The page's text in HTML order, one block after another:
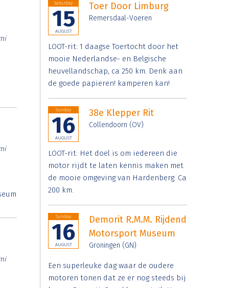
Saturday
15
AUGUST
Toer Door Limburg
Remersdaal-Voeren
LOOT-rit: 1 daagse Toertocht door het
mooie Nederlandse- en Belgische
heuvellandschap, ca 250 km. Denk aan
de goede papieren! kamperen kan!
Sunday
16
AUGUST
38e Klepper Rit
Collendoorn (OV)
LOOT-rit: Het doel is om iedereen die
motor rijdt te laten kennis maken met
de mooie omgeving van Hardenberg. Ca
200 km.
Sunday
16
AUGUST
Demorit R.M.M. Rijdend
Motorsport Museum
Groningen (GN)
Een superleuke dag waar de oudere
motoren tonen dat ze er nog steeds bij